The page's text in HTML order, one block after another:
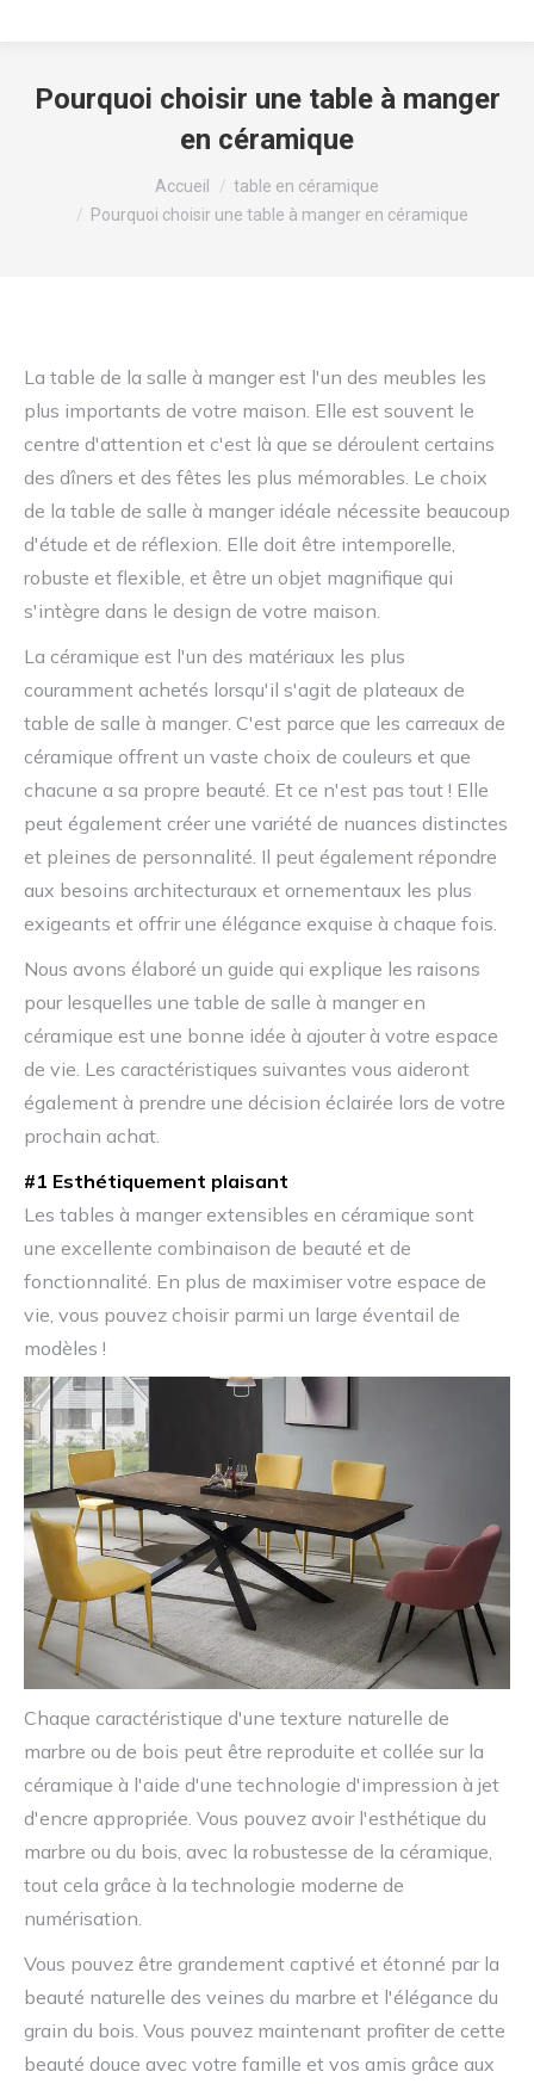
Pourquoi choisir une table à manger
en céramique
Accueil
table en céramique
Pourquoi choisir une table à manger en céramique
La table de la salle à manger est l'un des meubles les
plus importants de votre maison. Elle est souvent le
centre d'attention et c'est là que se déroulent certains
des dîners et des fêtes les plus mémorables. Le choix
de la table de salle à manger idéale nécessite beaucoup
d'étude et de réflexion. Elle doit être intemporelle,
robuste et flexible, et être un objet magnifique qui
s'intègre dans le design de votre maison.
La céramique est l'un des matériaux les plus
couramment achetés lorsqu'il s'agit de plateaux de
table de salle à manger. C'est parce que les carreaux de
céramique offrent un vaste choix de couleurs et que
chacune a sa propre beauté. Et ce n'est pas tout ! Elle
peut également créer une variété de nuances distinctes
et pleines de personnalité. Il peut également répondre
aux besoins architecturaux et ornementaux les plus
exigeants et offrir une élégance exquise à chaque fois.
Nous avons élaboré un guide qui explique les raisons
pour lesquelles une table de salle à manger en
céramique est une bonne idée à ajouter à votre espace
de vie. Les caractéristiques suivantes vous aideront
également à prendre une décision éclairée lors de votre
prochain achat.
#1 Esthétiquement plaisant
Les tables à manger extensibles en céramique sont
une excellente combinaison de beauté et de
fonctionnalité. En plus de maximiser votre espace de
vie, vous pouvez choisir parmi un large éventail de
modèles !
Chaque caractéristique d'une texture naturelle de
marbre ou de bois peut être reproduite et collée sur la
céramique à l'aide d'une technologie d'impression à jet
d'encre appropriée. Vous pouvez avoir l'esthétique du
marbre ou du bois, avec la robustesse de la céramique,
tout cela grâce à la technologie moderne de
numérisation.
Vous pouvez être grandement captivé et étonné par la
beauté naturelle des veines du marbre et l'élégance du
grain du bois. Vous pouvez maintenant profiter de cette
beauté douce avec votre famille et vos amis grâce aux